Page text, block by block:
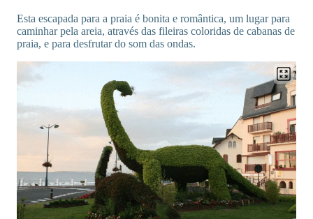
Esta escapada para a praia é bonita e romântica, um lugar para
caminhar pela areia, através das fileiras coloridas de cabanas de
praia, e para desfrutar do som das ondas.